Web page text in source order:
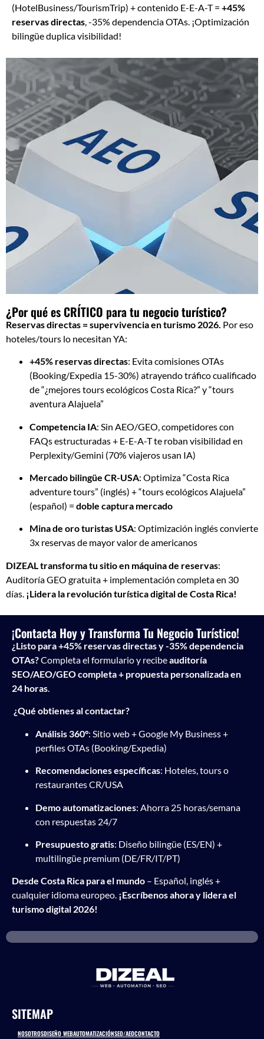
(HotelBusiness/TourismTrip) + contenido E-E-A-T = +45%
reservas directas, -35% dependencia OTAs. ¡Optimización
bilingüe duplica visibilidad!
¿Por qué es CRÍTICO para tu negocio turístico?
Reservas directas = supervivencia en turismo 2026. Por eso
hoteles/tours lo necesitan YA:
+45% reservas directas: Evita comisiones OTAs
(Booking/Expedia 15-30%) atrayendo tráfico cualificado
de “¿mejores tours ecológicos Costa Rica?” y “tours
aventura Alajuela”
Competencia IA: Sin AEO/GEO, competidores con
FAQs estructuradas + E-E-A-T te roban visibilidad en
Perplexity/Gemini (70% viajeros usan IA)
Mercado bilingüe CR-USA: Optimiza “Costa Rica
adventure tours” (inglés) + “tours ecológicos Alajuela”
(español) = doble captura mercado
Mina de oro turistas USA: Optimización inglés convierte
3x reservas de mayor valor de americanos
DIZEAL transforma tu sitio en máquina de reservas:
Auditoría GEO gratuita + implementación completa en 30
días. ¡Lidera la revolución turística digital de Costa Rica!
¡Contacta Hoy y Transforma Tu Negocio Turístico!
¿Listo para +45% reservas directas y -35% dependencia
OTAs?Completa el formulario y recibeauditoría
SEO/AEO/GEO completa + propuesta personalizada en
24 horas.
¿Qué obtienes al contactar?
Análisis 360°: Sitio web + Google My Business +
perfiles OTAs (Booking/Expedia)
Recomendaciones específicas: Hoteles, tours o
restaurantes CR/USA
Demo automatizaciones: Ahorra 25 horas/semana
con respuestas 24/7
Presupuesto gratis: Diseño bilingüe (ES/EN) +
multilingüe premium (DE/FR/IT/PT)
Desde Costa Rica para el mundo – Español, inglés +
cualquier idioma europeo. ¡Escríbenos ahora y lidera el
turismo digital 2026!
SITEMAP
NOSOTROSDISEÑO WEBAUTOMATIZACIÓNSEO/AEOCONTACTO